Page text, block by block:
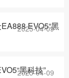
EVO5“黑
2025-04-09
黑科技”
2025-04-09